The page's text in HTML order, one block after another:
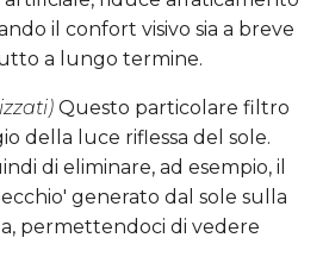
il confort visivo sia a breve
a lungo termine.
Questo particolare filtro
della luce riflessa del sole.
di eliminare, ad esempio, il
generato dal sole sulla
permettendoci di vedere